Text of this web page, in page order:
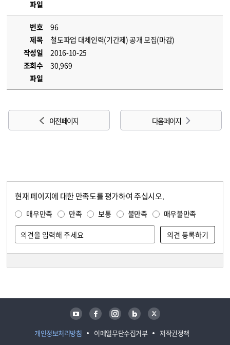
파일
번호
96
제목
철도파업 대체인력(기간제) 공개 모집(마감)
작성일
2016-10-25
조회수
30,969
파일
이전 페이지 다음 페이지
현재 페이지에 대한 만족도를 평가하여 주십시오.
매우만족 만족 보통 불만족 매우불만족
개인정보처리방침 이메일무단수집거부 저작권정책
유튜브 페이스북 인스타그램 블로그 트위터